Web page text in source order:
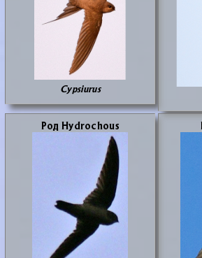
Cypsiurus
Род Hydrochous